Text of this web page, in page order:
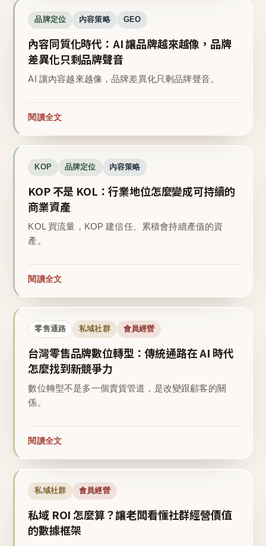
品牌定位 內容策略 GEO
內容同質化時代：AI 讓品牌越來越像，品牌
差異化只剩品牌聲音
AI 讓內容越來越像，品牌差異化只剩品牌聲音。
閱讀全文
KOP 品牌定位 內容策略
KOP 不是 KOL：行業地位怎麼變成可持續的
商業資產
KOL 買流量，KOP 建信任、累積會持續產值的資
產。
閱讀全文
零售通路 私域社群 會員經營
台灣零售品牌數位轉型：傳統通路在 AI 時代
怎麼找到新競爭力
數位轉型不是多一個賣貨管道，是改變跟顧客的關
係。
閱讀全文
私域社群 會員經營
私域 ROI 怎麼算？讓老闆看懂社群經營價值
的數據框架